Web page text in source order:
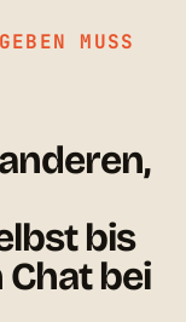
MUSS
bis
bei